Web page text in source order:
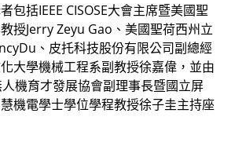
包括IEEE CISOSE大會主席暨美國聖
授Jerry Zeyu Gao、美國聖荷西州立
、皮托科技股份有限公司副總經
大學機械工程系副教授徐嘉偉，並由
人機育才發展協會副理事長暨國立屏
機電學士學位學程教授徐子圭主持座